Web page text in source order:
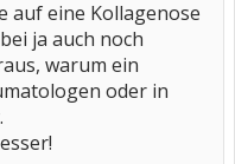
auf eine Kollagenose
ja auch noch
warum ein
oder in